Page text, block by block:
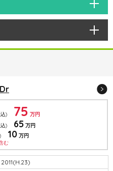
) 75 万円
) 65 万円
10 万円
む
2011(H.23)